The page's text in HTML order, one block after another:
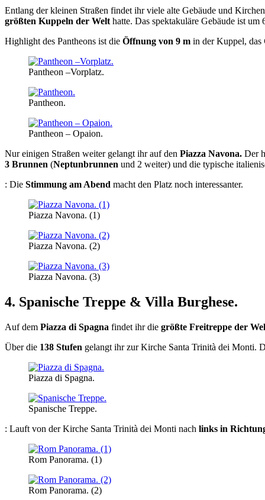
Entlang der kleinen Straßen findet ihr viele alte Gebäude und
größten Kuppeln der Welt hatte. Das spektakuläre Gebäude ist um
Highlight des Pantheons ist die Öffnung von 9 m in der Kuppel, das
Pantheon –Vorplatz.
Pantheon.
Pantheon – Opaion.
Nur einigen Straßen weiter gelangt ihr auf den Piazza Navona. Der
3 Brunnen (Neptunbrunnen und 2 weiter) und die typische
: Die Stimmung am Abend macht den Platz noch interessanter.
Piazza Navona. (1)
Piazza Navona. (2)
Piazza Navona. (3)
4. Spanische Treppe & Villa Burghese.
Auf dem Piazza di Spagna findet ihr die größte Freitreppe der
Über die 138 Stufen gelangt ihr zur Kirche Santa Trinità dei Monti.
Piazza di Spagna.
Spanische Treppe.
: Lauft von der Kirche Santa Trinità dei Monti nach links in
Rom Panorama. (1)
Rom Panorama. (2)